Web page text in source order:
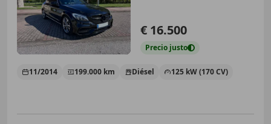
€ 16.500
Precio justo
11/2014 199.000 km Diésel 125 kW (170 CV)